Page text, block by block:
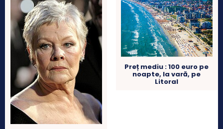
Preț mediu : 100 euro pe
noapte, la vară, pe
Litoral